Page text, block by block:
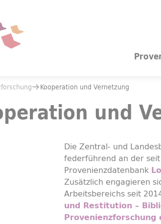
sich hier:Kooperation und Vernetzung
und
Die Zentral- und
federführend an der
Provenienzdatenbank
Zusätzlich engagieren
Arbeitsbereichs seit
und Restitution –
Provenienzforschung